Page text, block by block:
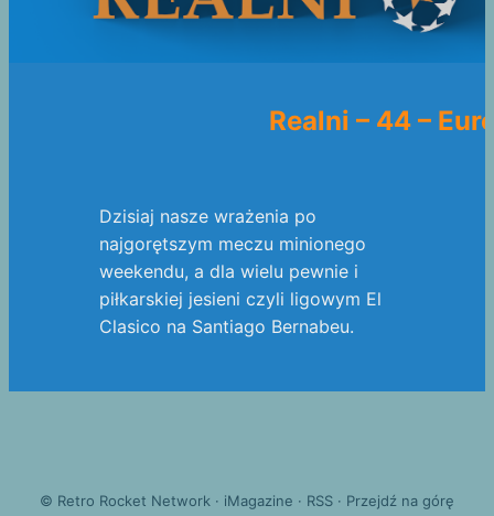
Realni – 44 –
Dzisiaj nasze wrażenia po
najgorętszym meczu minionego
weekendu, a dla wielu pewnie i
piłkarskiej jesieni czyli ligowym El
Clasico na Santiago Bernabeu.
© Retro Rocket Network · iMagazine · RSS· Przejdź na górę